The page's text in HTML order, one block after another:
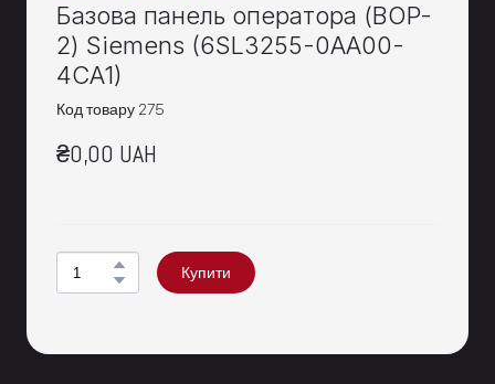
Базова панель оператора (BOP-
2) Siemens (6SL3255-0AA00-
4CA1)
Код товару 275
₴0,00 UAH
Купити